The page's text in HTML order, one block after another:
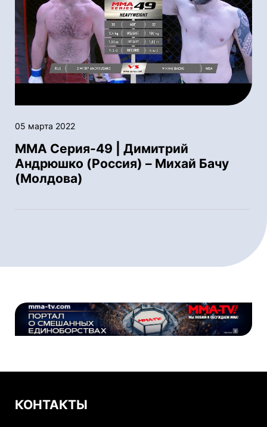
05 марта 2022
ММА Серия-49 | Димитрий
Андрюшко (Россия) – Михай Бачу
(Молдова)
КОНТАКТЫ